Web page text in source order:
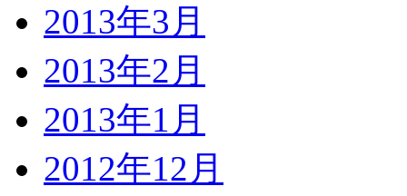
2013年3月
2013年2月
2013年1月
2012年12月